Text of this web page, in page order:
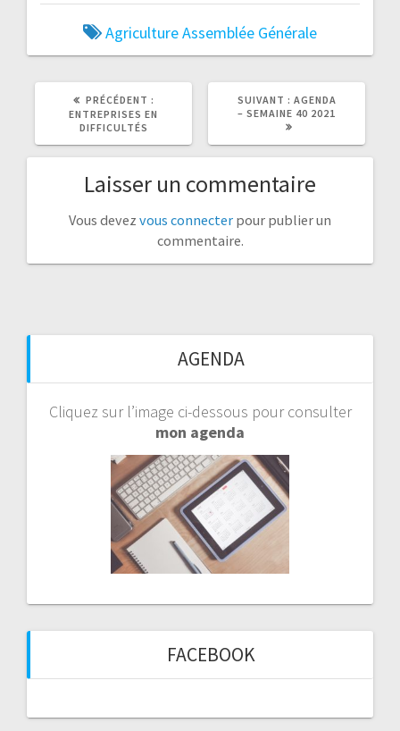
AgricultureAssemblée Générale
PRÉCÉDENT :
ARTICLE
PRÉCÉDENT
ENTREPRISES EN
DIFFICULTÉS
SUIVANT :
ARTICLE
AGENDA
– SEMAINE 40 2021
Laisser un commentaire
Vous devez vous connecter pour publier un
commentaire.
AGENDA
Cliquez sur l’image ci-dessous pour consulter
mon agenda
FACEBOOK